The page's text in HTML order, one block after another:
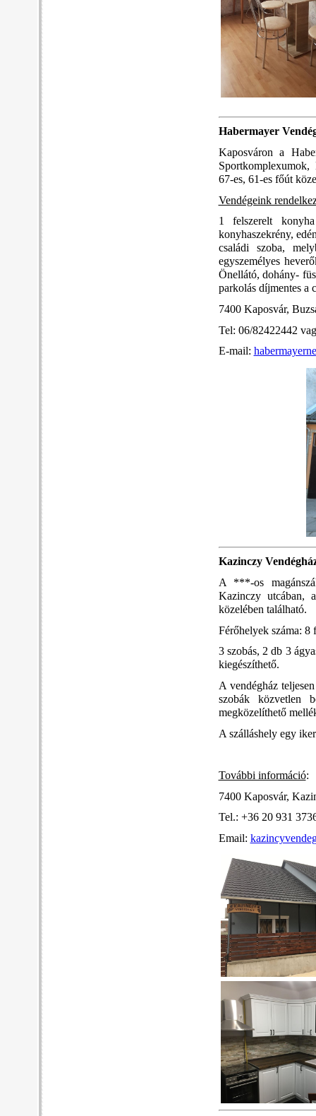
Habermayer
Kaposváron a
67-es, 61-es főút
Vendégeink
1 felszerelt
konyhaszekrény,
családi szoba,
egyszemélyes
Önellátó, dohány-
parkolás díjmentes a
7400 Kaposvár,
Tel: 06/82422442
E-mail:
Kazinczy
A ***-os
Kazinczy utcában,
közelében található.
Férőhelyek száma: 8
3 szobás, 2 db 3
kiegészíthető.
A vendégház
szobák közvetlen
megközelíthető
A szálláshely egy
További információ:
7400 Kaposvár,
Tel.: +36 20 931
Email: